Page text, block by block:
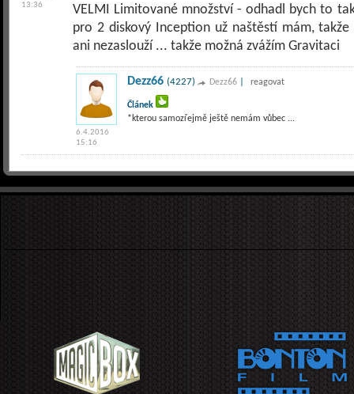
13:36
VELMI Limitované množství - odhadl bych to
pro 2 diskový Inception už naštěstí mám,
ani nezaslouží ... takže možná zvážím Gravitaci
6.4.2016
15:16
Dezz66 (4227) Dezz66 reagovat
Článek
*kterou samozřejmě ještě nemám vůbec ...